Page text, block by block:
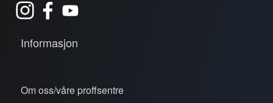
Informasjon
Om oss/våre proffsentre